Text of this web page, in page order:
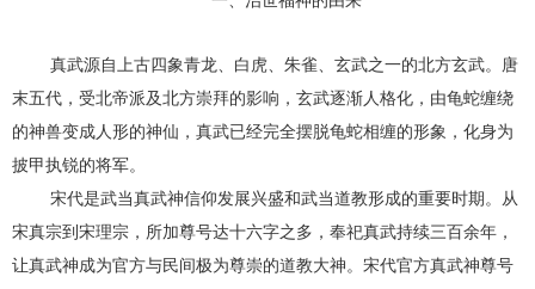
真武源自上古四象青龙、白虎、朱雀、玄武之一的北方玄武。唐
末五代，受北帝派及北方崇拜的影响，玄武逐渐人格化，由龟蛇缠绕
的神兽变成人形的神仙，真武已经完全摆脱龟蛇相缠的形象，化身为
披甲执锐的将军。
宋代是武当真武神信仰发展兴盛和武当道教形成的重要时期。从
宋真宗到宋理宗，所加尊号达十六字之多，奉祀真武持续三百余年，
让真武神成为官方与民间极为尊崇的道教大神。宋代官方真武神尊号